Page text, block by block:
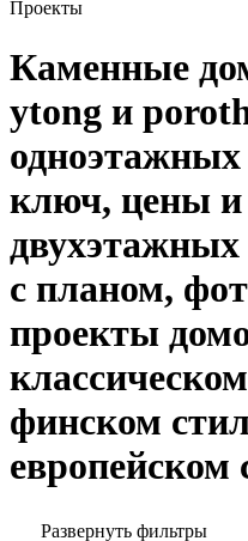
Проекты
Каменные
ytong и
ключ, цены
с планом,
проекты
финском
европейском
Развернуть фильтры